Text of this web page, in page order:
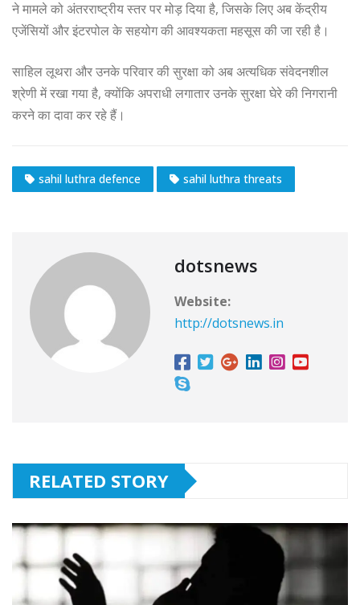
ने मामले को अंतरराष्ट्रीय स्तर पर मोड़ दिया है, जिसके लिए अब केंद्रीय
एजेंसियों और इंटरपोल के सहयोग की आवश्यकता महसूस की जा रही है।
साहिल लूथरा और उनके परिवार की सुरक्षा को अब अत्यधिक संवेदनशील
श्रेणी में रखा गया है, क्योंकि अपराधी लगातार उनके सुरक्षा घेरे की निगरानी
करने का दावा कर रहे हैं।
sahil luthra defence sahil luthra threats
dotsnews
Website:
http://dotsnews.in
RELATED STORY